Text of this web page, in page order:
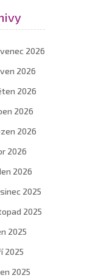
2026
2026
2026
2026
2026
2026
2026
2025
2025
2025
2025
2025